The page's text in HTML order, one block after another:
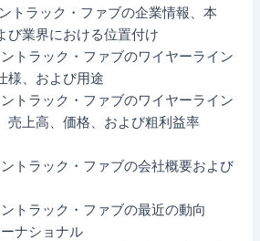
トラック・ファブの企業情報、本
び業界における位置付け
トラック・ファブのワイヤーライン
様、および用途
トラック・ファブのワイヤーライン
売上高、価格、および粗利益率
トラック・ファブの会社概要および
トラック・ファブの最近の動向
ナショナル